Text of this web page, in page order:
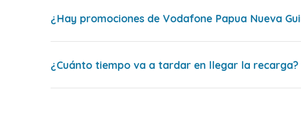
¿Hay promociones de Vodafone Papua Nueva
¿Cuánto tiempo va a tardar en llegar la recarga?